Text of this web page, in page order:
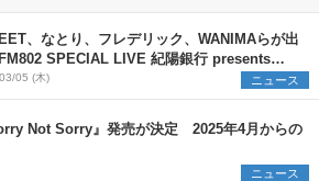
、なとり、フレデリック、WANIMAらが出
SPECIAL LIVE 紀陽銀行 presents
2026』開催決定
05 (木) ニュース
Not Sorry』発売が決定 2025年4月からの
ニュース